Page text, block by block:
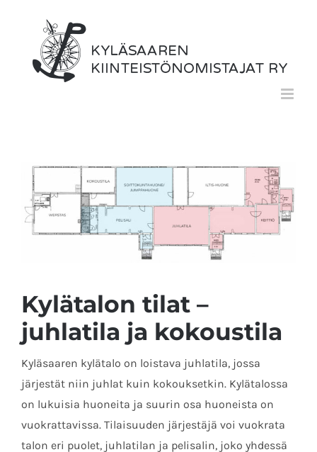
Kylätalon tilat –
juhlatila ja kokoustila
Kyläsaaren kylätalo on loistava juhlatila, jossa
järjestät niin juhlat kuin kokouksetkin. Kylätalossa
on lukuisia huoneita ja suurin osa huoneista on
vuokrattavissa. Tilaisuuden järjestäjä voi vuokrata
talon eri puolet, juhlatilan ja pelisalin, joko yhdessä